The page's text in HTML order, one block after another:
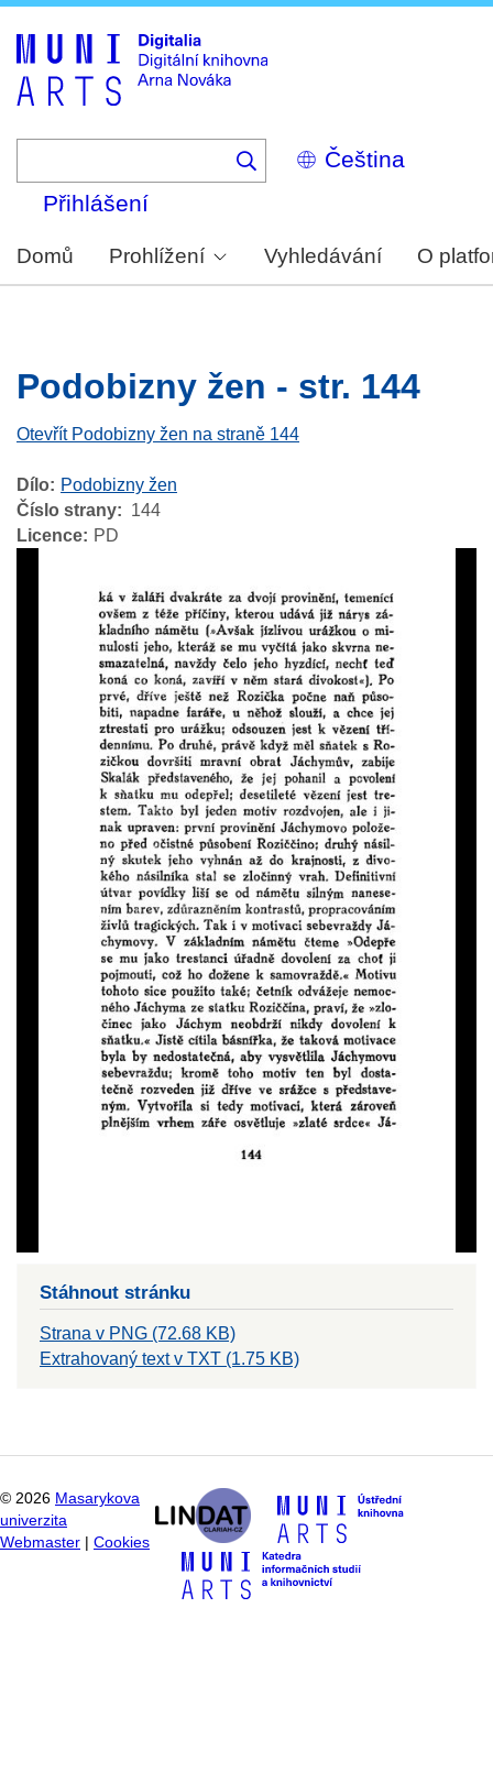
Select
your
Přihlášení
Domů Prohlížení Vyhledávání O
Podobizny žen - str. 144
Otevřít Podobizny žen na straně 144
Dílo
Podobizny žen
Číslo strany
144
Licence
PD
Stáhnout stránku
Strana v PNG (72.68 KB)
Extrahovaný text v TXT (1.75 KB)
© 2026 Masarykova
univerzita
Webmaster
Cookies